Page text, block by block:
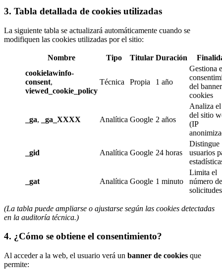
3. Tabla detallada de cookies utilizadas
La siguiente tabla se actualizará automáticamente cuando se
modifiquen las cookies utilizadas por el sitio:
Nombre Tipo Titular Duración
cookielawinfo-
consent,
viewed_cookie_policy
Técnica Propia 1 año
Gestiona
del
cookies
_ga, _ga_XXXX Analítica Google 2 años
Analiza
del sitio
(IP
_gid Analítica Google 24 horas
Distingue
usuarios
_gat Analítica Google 1 minuto
Limita el
número de
solicitudes
(La tabla puede ampliarse o ajustarse según las cookies detectadas
en la auditoría técnica.)
4. ¿Cómo se obtiene el consentimiento?
Al acceder a la web, el usuario verá un banner de cookies que
permite: